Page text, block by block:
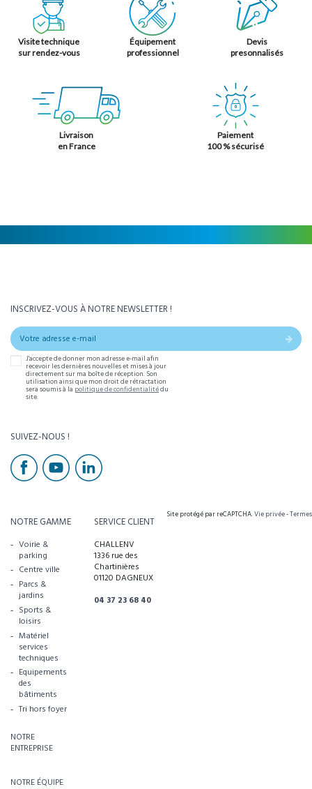
Visite technique
sur rendez-vous
Équipement
professionnel
Devis
presonnalisés
Livraison
en France
Paiement
100 % sécurisé
INSCRIVEZ-VOUS À NOTRE NEWSLETTER !
J'accepte de donner mon adresse e-mail afin
recevoir les dernières nouvelles et mises à jour
directement sur ma boîte de réception. Son
utilisation ainsi que mon droit de rétractation
sera soumis à la politique de confidentialitédu
site.
SUIVEZ-NOUS !
NOTRE GAMME
Voirie &
parking
Centre ville
Parcs &
jardins
Sports &
loisirs
Matériel
services
techniques
Equipements
des
bâtiments
Tri hors foyer
NOTRE
ENTREPRISE
NOTRE ÉQUIPE
SERVICE CLIENT
CHALLENV
1336 rue des
Chartinières
01120 DAGNEUX
04 37 23 68 40
Site protégé par reCAPTCHA.Vie privée-Termes